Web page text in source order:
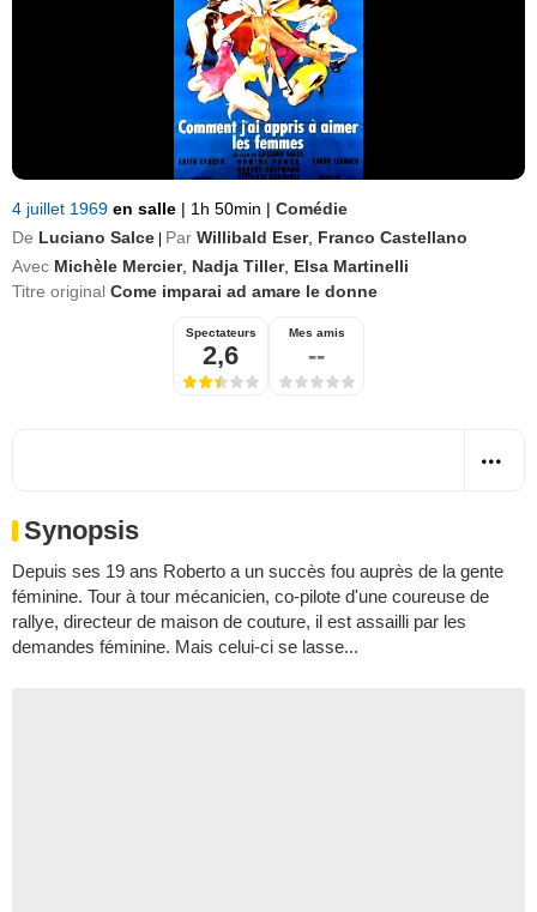
4 juillet 1969 en salle | 1h 50min | Comédie
De Luciano Salce Par Willibald Eser, Franco Castellano
Avec Michèle Mercier, Nadja Tiller, Elsa Martinelli
Titre original Come imparai ad amare le donne
Spectateurs
2,6
Mes amis
--
Synopsis
Depuis ses 19 ans Roberto a un succès fou auprès de la gente
féminine. Tour à tour mécanicien, co-pilote d'une coureuse de
rallye, directeur de maison de couture, il est assailli par les
demandes féminine. Mais celui-ci se lasse...